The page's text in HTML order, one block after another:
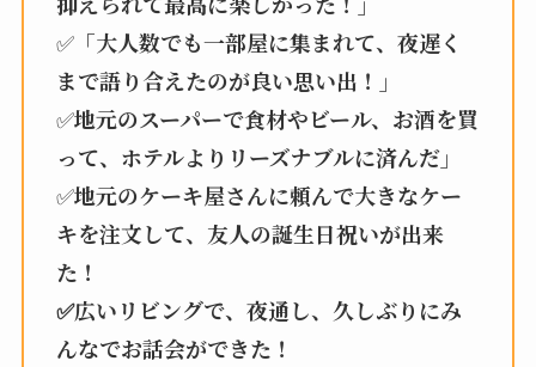
✅「大人数でも一部屋に集まれて、夜遅く
まで語り合えたのが良い思い出！」
✅地元のスーパーで食材やビール、お酒を買
って、ホテルよりリーズナブルに済んだ」
✅地元のケーキ屋さんに頼んで大きなケー
キを注文して、友人の誕生日祝いが出来
た！
✅広いリビングで、夜通し、久しぶりにみ
んなでお話会ができた！